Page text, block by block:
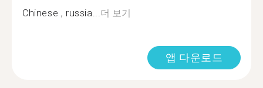
Chinese , russia...더 보기
앱 다운로드